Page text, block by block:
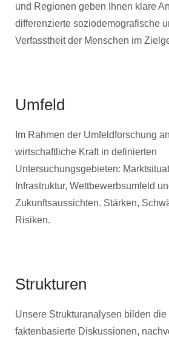
und Regionen geben Ihnen klare
differenzierte soziodemografische
Verfasstheit der Menschen im
Umfeld
Im Rahmen der Umfeldforschung
wirtschaftliche Kraft in definierten
Untersuchungsgebieten:
Infrastruktur, Wettbewerbsumfeld
Zukunftsaussichten. Stärken,
Risiken.
Strukturen
Unsere Strukturanalysen bilden
faktenbasierte Diskussionen,